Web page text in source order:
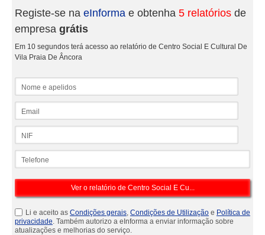
Registe-se na eInforma e obtenha 5 relatórios de
empresa grátis
Em 10 segundos terá acesso ao relatório de Centro Social E Cultural De
Vila Praia De Âncora
Li e aceito as Condições gerais, Condições de Utilização e Política de
privacidade. Também autorizo a eInforma a enviar informação sobre
atualizações e melhorias do serviço.